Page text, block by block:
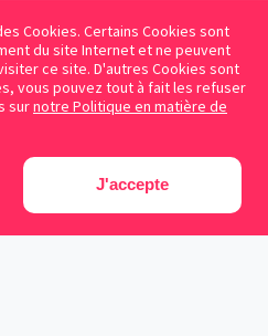
Cookies. Certains Cookies sont
du site Internet et ne peuvent
ce site. D'autres Cookies sont
vous pouvez tout à fait les refuser
surnotre Politique en matière de
J'accepte